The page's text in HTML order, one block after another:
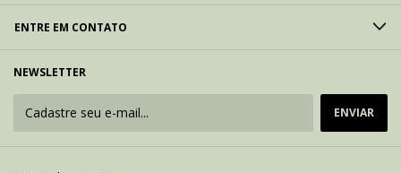
ENTRE EM CONTATO
NEWSLETTER